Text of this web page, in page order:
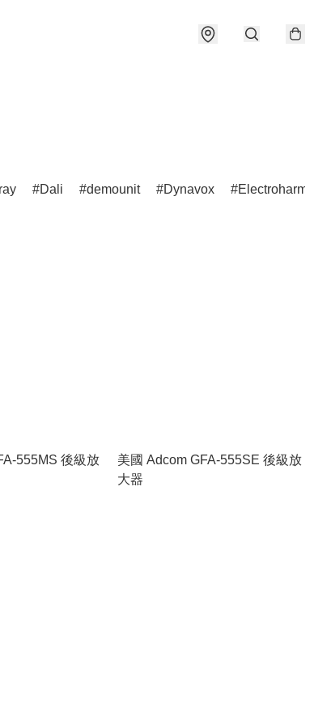
Dali demounit Dynavox Electroharmonix
555MS 後級放
美國 Adcom GFA-555SE 後級放
大器